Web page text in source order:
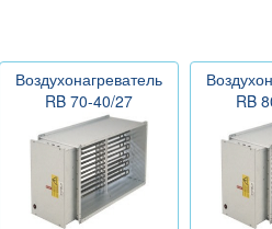
Воздухонагреватель
RB 70-40/27
RB